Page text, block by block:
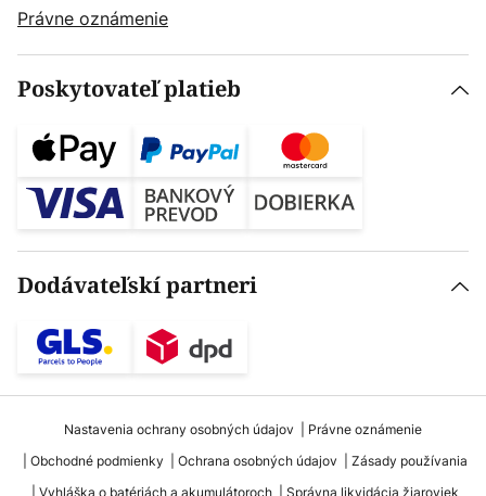
Právne oznámenie
Poskytovateľ platieb
Dodávateľskí partneri
Nastavenia ochrany osobných údajov
Právne oznámenie
Obchodné podmienky
Ochrana osobných údajov
Zásady používania
Vyhláška o batériách a akumulátoroch
Správna likvidácia žiaroviek